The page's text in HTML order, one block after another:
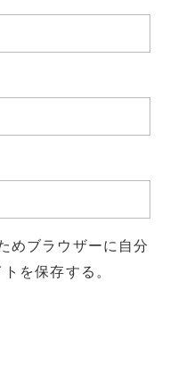
めブラウザーに自分
を保存する。